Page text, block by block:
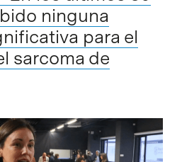
ninguna
para el
sarcoma de